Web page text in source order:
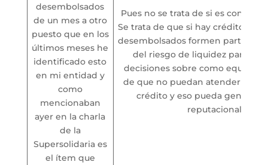
desembolsados
de un mes a otro
puesto que en los
últimos meses he
identificado esto
en mi entidad y
como
mencionaban
ayer en la charla
de la
Supersolidaria es
el ítem que
Pues no se trata de si es
Se trata de que si hay créditos
desembolsados formen parte de
del riesgo de liquidez para
decisiones sobre como
de que no puedan atender la
crédito y eso pueda
reputacional.